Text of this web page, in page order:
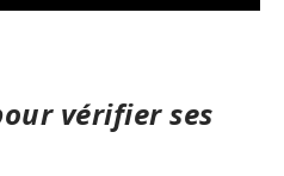
vérifier ses